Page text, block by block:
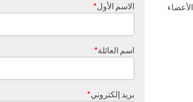
الاسم الأول*
اسم العائلة*
بريد إلكتروني*